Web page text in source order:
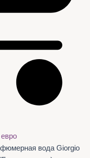
вода Giorgio